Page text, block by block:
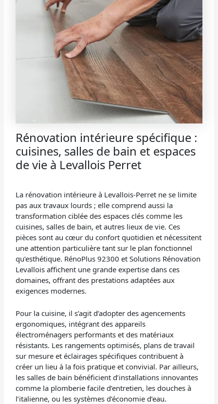
Rénovation intérieure spécifique :
cuisines, salles de bain et espaces
de vie à Levallois Perret
La rénovation intérieure à Levallois-Perret ne se limite
pas aux travaux lourds ; elle comprend aussi la
transformation ciblée des espaces clés comme les
cuisines, salles de bain, et autres lieux de vie. Ces
pièces sont au cœur du confort quotidien et nécessitent
une attention particulière tant sur le plan fonctionnel
qu’esthétique. RénoPlus 92300 et Solutions Rénovation
Levallois affichent une grande expertise dans ces
domaines, offrant des prestations adaptées aux
exigences modernes.
Pour la cuisine, il s’agit d’adopter des agencements
ergonomiques, intégrant des appareils
électroménagers performants et des matériaux
résistants. Les rangements optimisés, plans de travail
sur mesure et éclairages spécifiques contribuent à
créer un lieu à la fois pratique et convivial. Par ailleurs,
les salles de bain bénéficient d’installations innovantes
comme la plomberie facile d’entretien, les douches à
l’italienne, ou les systèmes d’économie d’eau.